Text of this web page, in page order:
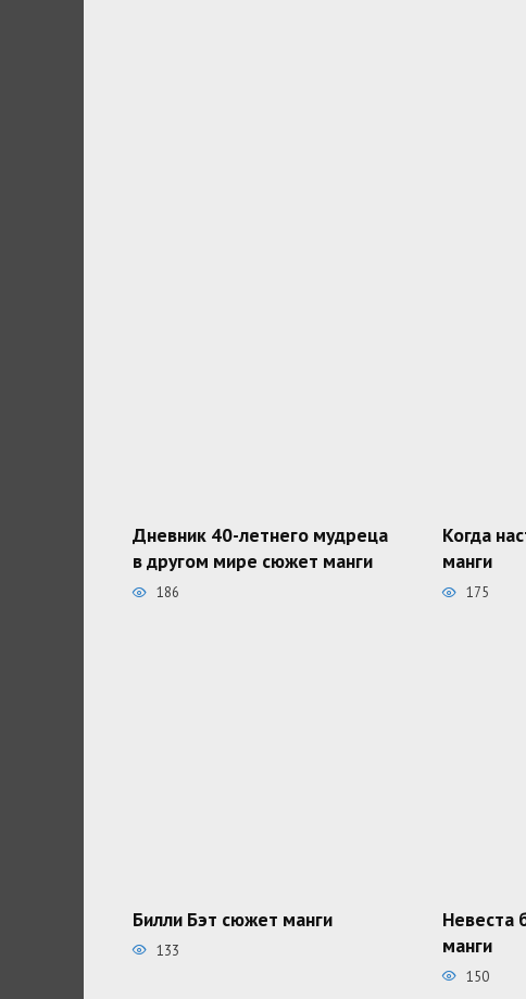
Дневник 40-летнего мудреца
в другом мире сюжет манги
186
Когда
манги
175
Билли Бэт сюжет манги
133
Невеста
манги
150